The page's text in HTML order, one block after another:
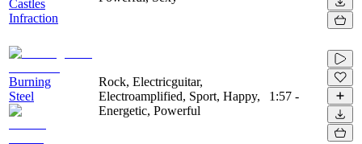
Castles
Infraction
Burning
Steel
Rock, Electricguitar,
Electroamplified, Sport, Happy,
Energetic, Powerful
1:57 -